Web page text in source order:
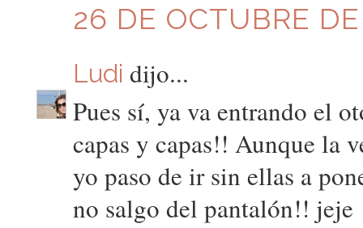
26 DE OCTUBRE
Ludi dijo...
Pues sí, ya va entrando el
capas y capas!! Aunque la
yo paso de ir sin ellas a
no salgo del pantalón!! jeje